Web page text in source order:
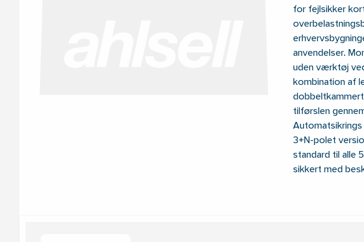
for fejlsikker
anvendelser.
uden værktøj
kombination af
tilførslen
Automatsikrings
3+N-polet
standard til alle
sikkert med